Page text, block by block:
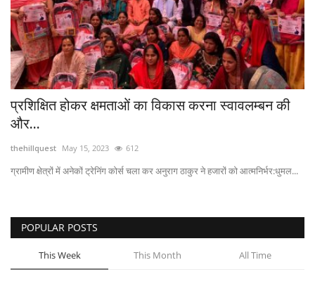
प्रशिक्षित होकर क्षमताओं का विकास करना स्वावलम्बन की
और...
thehillquest May 15, 2023 612
ग्रामीण क्षेत्रों में अनेकों ट्रेनिंग कोर्स चला कर अनुराग ठाकुर ने हजारों को आत्मनिर्भर:धुमल...
POPULAR POSTS
This Week This Month All Time